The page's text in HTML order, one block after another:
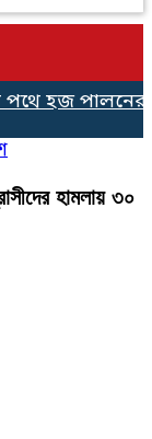
পথে হজ পালনের
হামলায় ৩০